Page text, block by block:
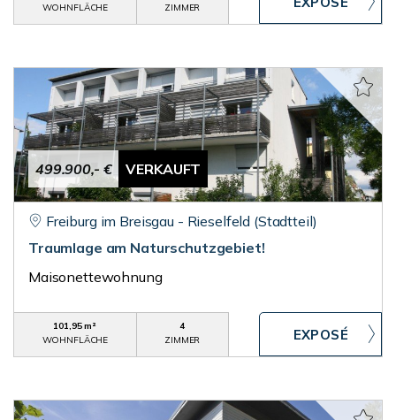
WOHNFLÄCHE
ZIMMER
499.900,- € VERKAUFT
Freiburg im Breisgau - Rieselfeld (Stadtteil)
Traumlage am Naturschutzgebiet!
Maisonettewohnung
101,95 m²
WOHNFLÄCHE
4
ZIMMER